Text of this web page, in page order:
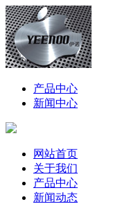
产品中心
新闻中心
网站首页
关于我们
产品中心
新闻动态